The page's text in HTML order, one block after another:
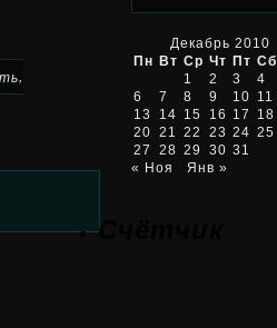
,
Декабрь 2010
Пн Вт Ср Чт Пт Сб
1
2 3 4
6
7 8 9 10 11
13
14 15 16 17 18
20 21 22 23 24 25
27
28 29 30 31
« Ноя
Янв »
Счётчик